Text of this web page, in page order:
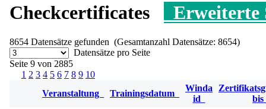
Checkcertificates Erweiterte
8654 Datensätze gefunden (Gesamtanzahl Datensätze: 8654)
Datensätze pro Seite
Seite 9 von 2885
1 2 3 4 5 6 7 8 9 10
Veranstaltung
Trainingsdatum
Winda
id